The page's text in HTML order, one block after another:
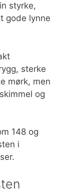
styrke,
gode lynne
sterke
mørk, men
og
148 og
i